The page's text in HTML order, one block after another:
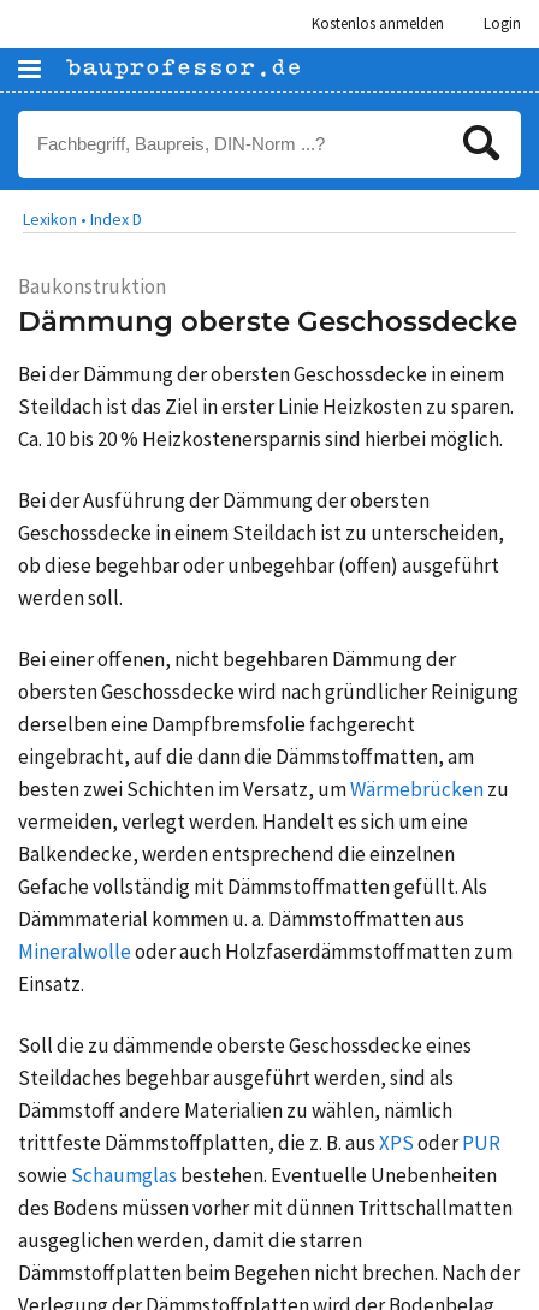
Kostenlos anmelden Login
Lexikon • Index D
Baukonstruktion
Dämmung oberste Geschossdecke
Bei der Dämmung der obersten Geschossdecke in einem
Steildach ist das Ziel in erster Linie Heizkosten zu sparen.
Ca. 10 bis 20 % Heizkostenersparnis sind hierbei möglich.
Bei der Ausführung der Dämmung der obersten
Geschossdecke in einem Steildach ist zu unterscheiden,
ob diese begehbar oder unbegehbar (offen) ausgeführt
werden soll.
Bei einer offenen, nicht begehbaren Dämmung der
obersten Geschossdecke wird nach gründlicher Reinigung
derselben eineDampfbremsfoliefachgerecht
eingebracht, auf die dann die Dämmstoffmatten, am
besten zwei Schichten im Versatz, umWärmebrückenzu
vermeiden, verlegt werden. Handelt es sich um eine
Balkendecke, werden entsprechend die einzelnen
Gefache vollständig mit Dämmstoffmatten gefüllt. Als
Dämmmaterial kommen u. a. Dämmstoffmatten aus
Mineralwolleoder auch Holzfaserdämmstoffmatten zum
Einsatz.
Soll die zu dämmende oberste Geschossdecke eines
Steildaches begehbar ausgeführt werden, sind als
Dämmstoff andere Materialien zu wählen, nämlich
trittfeste Dämmstoffplatten, die z. B. ausXPSoderPUR
sowieSchaumglas bestehen. Eventuelle Unebenheiten
des Bodens müssen vorher mit dünnen Trittschallmatten
ausgeglichen werden, damit die starren
Dämmstoffplatten beim Begehen nicht brechen. Nach der